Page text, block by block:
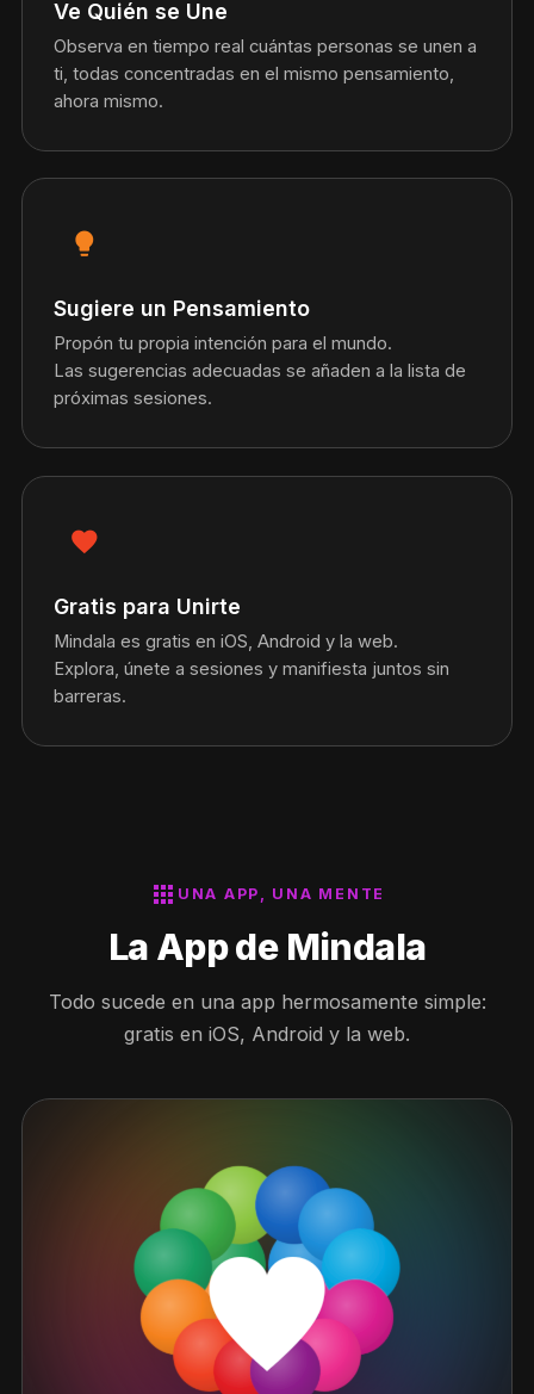
Ve Quién se Une
Observa en tiempo real cuántas personas se unen a
ti, todas concentradas en el mismo pensamiento,
ahora mismo.
lightbulb
Sugiere un Pensamiento
Propón tu propia intención para el mundo.
Las sugerencias adecuadas se añaden a la lista de
próximas sesiones.
favorite
Gratis para Unirte
Mindala es gratis en iOS, Android y la web.
Explora, únete a sesiones y manifiesta juntos sin
barreras.
apps UNA APP, UNA MENTE
La App de Mindala
Todo sucede en una app hermosamente simple:
gratis en iOS, Android y la web.